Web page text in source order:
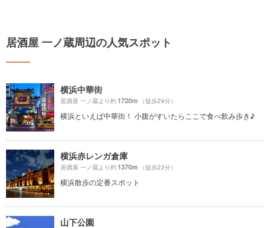
居酒屋 一ノ蔵周辺の人気スポット
横浜中華街
居酒屋 一ノ蔵より約1720m （徒歩29分）
横浜といえば中華街！ 小腹がすいたらここで食べ飲み歩き♪
横浜赤レンガ倉庫
居酒屋 一ノ蔵より約1370m （徒歩23分）
横浜散歩の定番スポット
山下公園